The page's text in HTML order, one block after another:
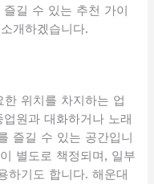
길 수 있는 추천 가이
개하겠습니다.
위치를 차지하는 업
원과 대화하거나 노래
즐길 수 있는 공간입니
별도로 책정되며, 일부
하기도 합니다. 해운대